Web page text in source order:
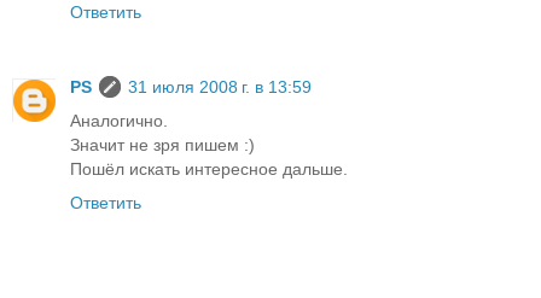
Ответить
PS
31 июля 2008 г. в 13:59
Аналогично.
Значит не зря пишем :)
Пошёл искать интересное дальше.
Ответить